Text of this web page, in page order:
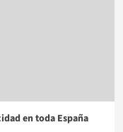
en toda España